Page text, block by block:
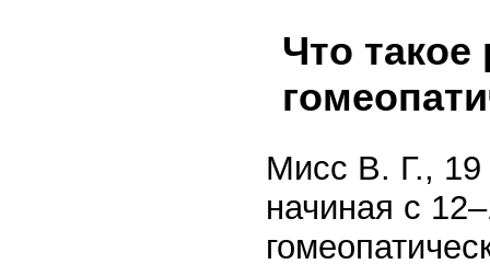
Что такое
Мисс В. Г., 19
начиная с